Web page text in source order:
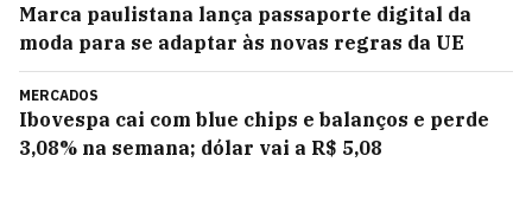
Marca paulistana lança passaporte digital da
moda para se adaptar às novas regras da UE
MERCADOS
Ibovespa cai com blue chips e balanços e perde
3,08% na semana; dólar vai a R$ 5,08